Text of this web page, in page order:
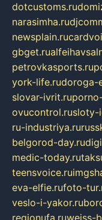
dotcustoms.ru
narasimha.ru
newsplain.ru
gbget.ru
petrovkasports.ru
york-life.rudoroga-
slovar-ivrit.ru
ovucontrol.rusloty-
ru-industriya.ru
belgorod-day.ru
medic-today.ru
teensvoice.ru
eva-elfie.rufoto-
veslo-i-yakor.ru